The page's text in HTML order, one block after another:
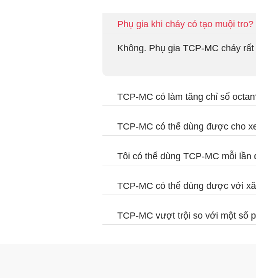
Phụ gia khi cháy có tạo muội tro?
Không. Phụ gia TCP-MC cháy rất
TCP-MC có làm tăng chỉ số
TCP-MC có thể dùng được cho
Tôi có thể dùng TCP-MC mỗi
TCP-MC có thể dùng được với
TCP-MC vượt trội so với một số